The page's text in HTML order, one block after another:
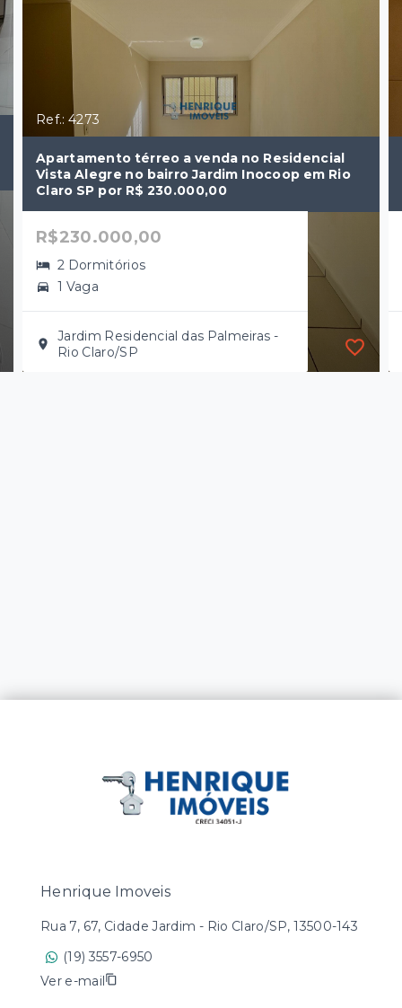
Ref.: 4273
Apartamento térreo a venda no Residencial
Vista Alegre no bairro Jardim Inocoop em Rio
Claro SP por R$ 230.000,00
R$230.000,00
2 Dormitórios
1 Vaga
Jardim Residencial das Palmeiras -
Rio Claro/SP
Henrique Imoveis
Rua 7, 67, Cidade Jardim - Rio Claro/SP, 13500-143
(19) 3557-6950
Ver e-mail